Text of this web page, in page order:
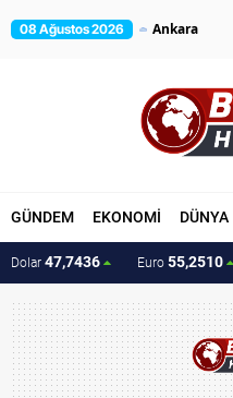
08 Ağustos 2026
GÜNDEM EKONOMİ DÜNYA
Dolar 47,7436 Euro 55,2510